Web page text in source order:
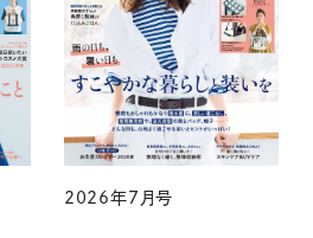
2026年7月号